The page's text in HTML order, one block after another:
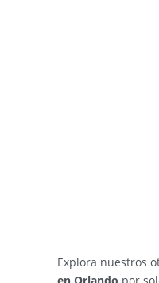
Explora nuestros